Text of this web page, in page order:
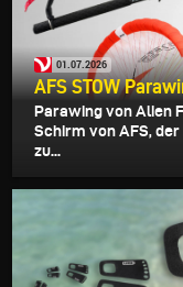
01.07.2026
AFS STOW
Parawing von Alien
Schirm von AFS,
zu...